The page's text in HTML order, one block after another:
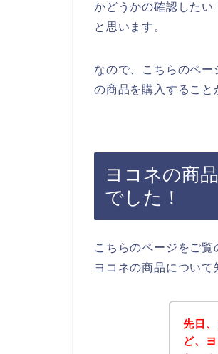
かどうかの確認したい
と思います。
なので、こちらのペ
の商品を購入すること
ヨコネの商
でした！
こちらのページをご覧
ヨコネの商品について
先日
ど、